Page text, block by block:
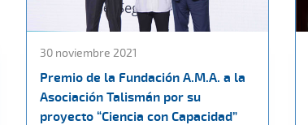
30 noviembre 2021
Premio de la Fundación A.M.A. a la
Asociación Talismán por su
proyecto “Ciencia con Capacidad”